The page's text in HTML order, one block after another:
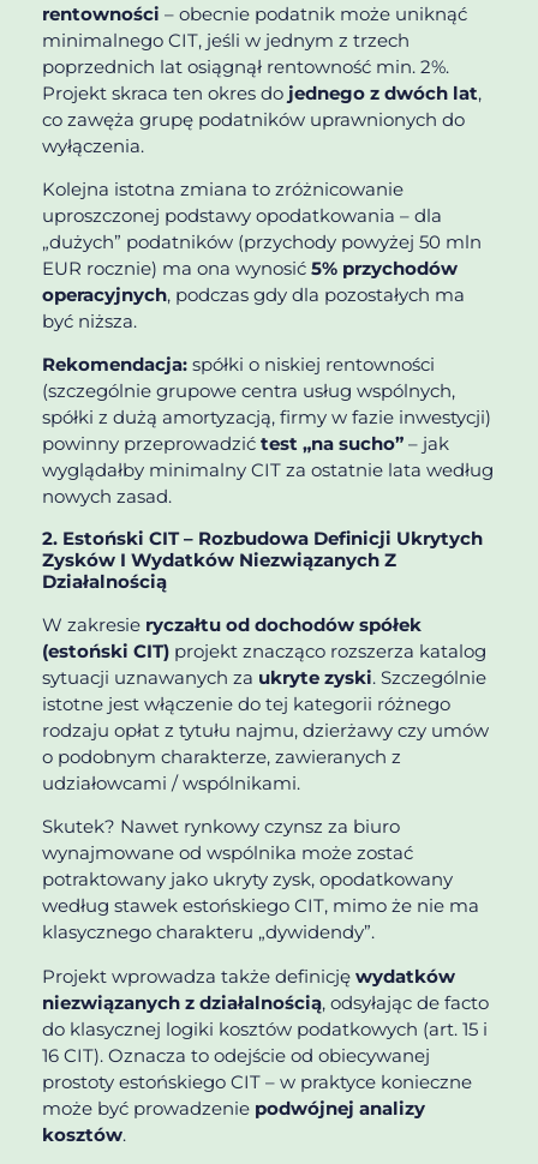
rentowności – obecnie podatnik może uniknąć
minimalnego CIT, jeśli w jednym z trzech
poprzednich lat osiągnął rentowność min. 2%.
Projekt skraca ten okres do jednego z dwóch lat,
co zawęża grupę podatników uprawnionych do
wyłączenia.
Kolejna istotna zmiana to zróżnicowanie
uproszczonej podstawy opodatkowania – dla
„dużych” podatników (przychody powyżej 50 mln
EUR rocznie) ma ona wynosić 5% przychodów
operacyjnych, podczas gdy dla pozostałych ma
być niższa.
Rekomendacja: spółki o niskiej rentowności
(szczególnie grupowe centra usług wspólnych,
spółki z dużą amortyzacją, firmy w fazie inwestycji)
powinny przeprowadzić test „na sucho” – jak
wyglądałby minimalny CIT za ostatnie lata według
nowych zasad.
2. Estoński CIT – Rozbudowa Definicji Ukrytych
Zysków I Wydatków Niezwiązanych Z
Działalnością
W zakresie ryczałtu od dochodów spółek
(estoński CIT) projekt znacząco rozszerza katalog
sytuacji uznawanych za ukryte zyski. Szczególnie
istotne jest włączenie do tej kategorii różnego
rodzaju opłat z tytułu najmu, dzierżawy czy umów
o podobnym charakterze, zawieranych z
udziałowcami / wspólnikami.
Skutek? Nawet rynkowy czynsz za biuro
wynajmowane od wspólnika może zostać
potraktowany jako ukryty zysk, opodatkowany
według stawek estońskiego CIT, mimo że nie ma
klasycznego charakteru „dywidendy”.
Projekt wprowadza także definicję wydatków
niezwiązanych z działalnością, odsyłając de facto
do klasycznej logiki kosztów podatkowych (art. 15 i
16 CIT). Oznacza to odejście od obiecywanej
prostoty estońskiego CIT – w praktyce konieczne
może być prowadzenie podwójnej analizy
kosztów.